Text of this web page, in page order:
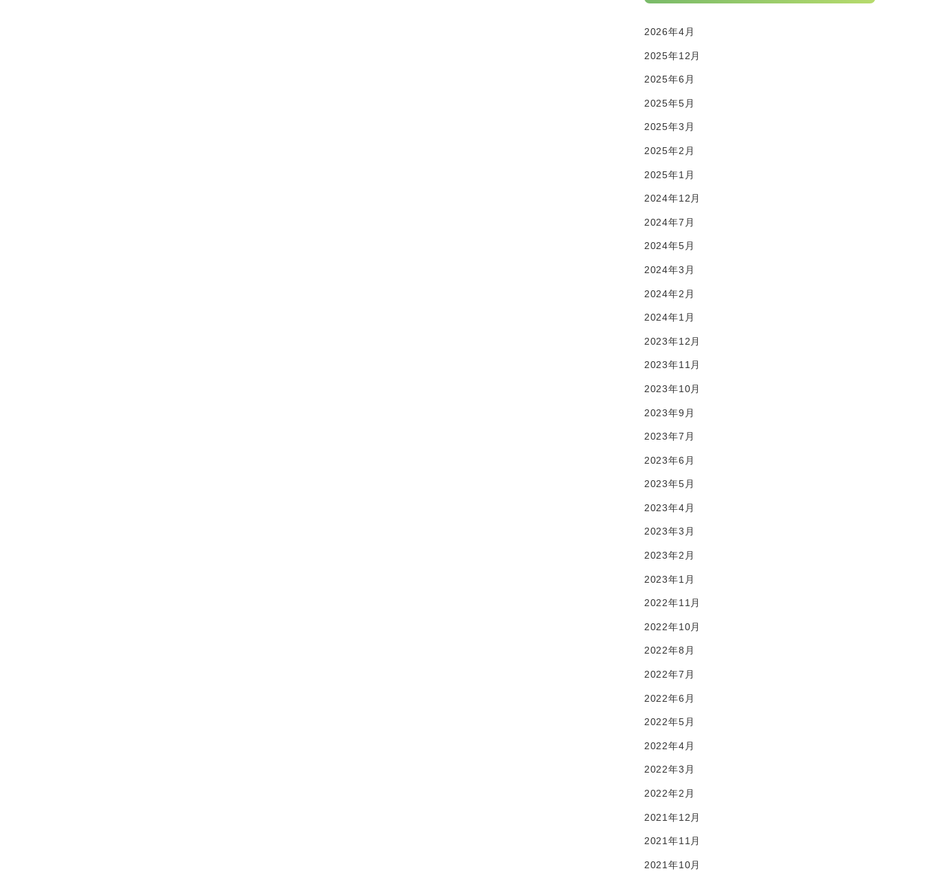
2026年4月
2025年12月
2025年6月
2025年5月
2025年3月
2025年2月
2025年1月
2024年12月
2024年7月
2024年5月
2024年3月
2024年2月
2024年1月
2023年12月
2023年11月
2023年10月
2023年9月
2023年7月
2023年6月
2023年5月
2023年4月
2023年3月
2023年2月
2023年1月
2022年11月
2022年10月
2022年8月
2022年7月
2022年6月
2022年5月
2022年4月
2022年3月
2022年2月
2021年12月
2021年11月
2021年10月